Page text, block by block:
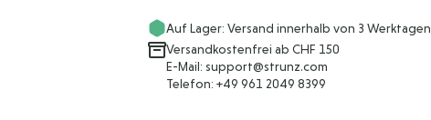
Auf Lager: Versand innerhalb von 3 Werktagen
Versandkostenfrei ab CHF 150
E-Mail: support@strunz.com
Telefon: +49 961 2049 8399